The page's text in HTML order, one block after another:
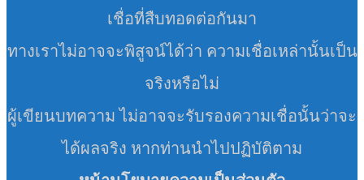
เชื่อที่สืบทอดต่อกันมา
ทางเราไม่อาจจะพิสูจน์ได้ว่า ความเชื่อเหล่านั้นเป็น
จริงหรือไม่
ผู้เขียนบทความ ไม่อาจจะรับรองความเชื่อนั้นว่าจะ
ได้ผลจริง หากท่านนำไปปฏิบัติตาม